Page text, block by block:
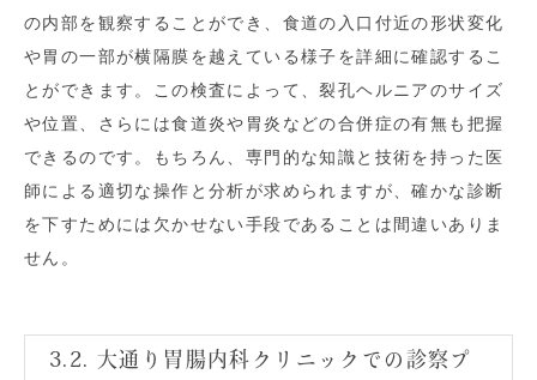
の内部を観察することができ、食道の入口付近の形状変化
や胃の一部が横隔膜を越えている様子を詳細に確認するこ
とができます。この検査によって、裂孔ヘルニアのサイズ
や位置、さらには食道炎や胃炎などの合併症の有無も把握
できるのです。もちろん、専門的な知識と技術を持った医
師による適切な操作と分析が求められますが、確かな診断
を下すためには欠かせない手段であることは間違いありま
せん。
3.2. 大通り胃腸内科クリニックでの診察プ